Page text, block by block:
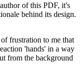
of this PDF, it's
behind its design.
frustration to me that
'hands' in a way
from the background